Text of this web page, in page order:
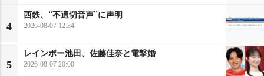
4
西鉄、“不適切音声”に声明
2026-08-07 12:34
5
レインボー池田、佐藤佳奈と電撃婚
2026-08-07 20:00